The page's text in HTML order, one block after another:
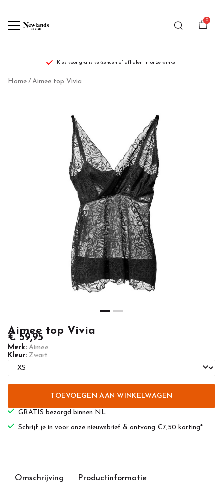
0
Kies voor gratis verzenden of afhalen in onze winkel
Aimee
Newlands
Casuals
Home Aimee top Vivia
Aimee top Vivia
€ 59,95
Merk: Aimee
Kleur: Zwart
TOEVOEGEN AAN WINKELWAGEN
GRATIS bezorgd binnen NL
Schrijf je in voor onze nieuwsbrief & ontvang €7,50 korting*
Omschrijving Productinformatie